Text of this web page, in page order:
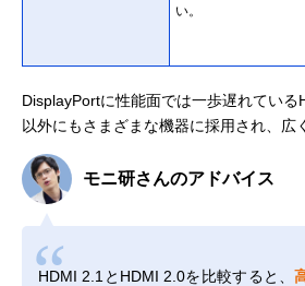
い。
DisplayPortに性能面では一歩遅れている
以外にもさまざまな機器に採用され、広
モニ研さんのアドバイス
HDMI 2.1とHDMI 2.0を比較すると、